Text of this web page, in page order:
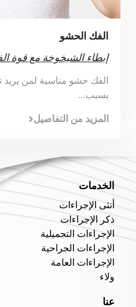
الفك الحشو
إبطاء الشيخوخة مع قوة
الفك حشو مناسبة لمن يريد
بسبب...
المزيد من التفاصيل
الخدمات
أنثى الإجراءات
ذكر الإجراءات
الإجراءات التجميلية
الإجراءات الجراحية
الإجراءات العامة
ولاء
عنا